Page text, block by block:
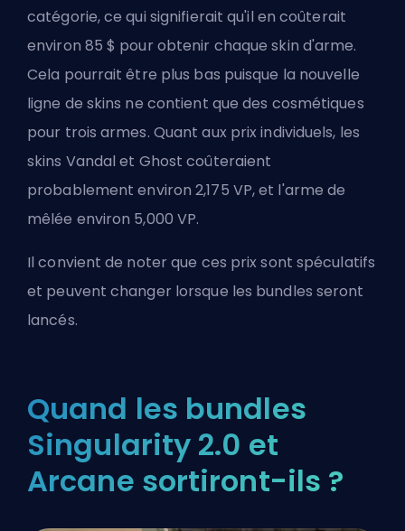
catégorie, ce qui signifierait qu'il en coûterait
environ 85 $ pour obtenir chaque skin d'arme.
Cela pourrait être plus bas puisque la nouvelle
ligne de skins ne contient que des cosmétiques
pour trois armes. Quant aux prix individuels, les
skins Vandal et Ghost coûteraient
probablement environ 2,175 VP, et l'arme de
mêlée environ 5,000 VP.
Il convient de noter que ces prix sont spéculatifs
et peuvent changer lorsque les bundles seront
lancés.
Quand les bundles
Singularity 2.0 et
Arcane sortiront-ils ?